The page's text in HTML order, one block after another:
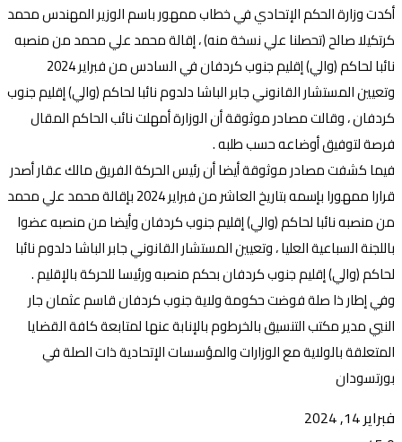
أكدت وزارة الحكم الإتحادي في خطاب ممهور باسم الوزير المهندس محمد
كرتكيلا صالح (تحصلنا علي نسخة منه) ، إقالة محمد علي محمد من منصبه
نائبا لحاكم (والي) إقليم جنوب كردفان في السادس من فبراير 2024
وتعيين المستشار القانوني جابر الباشا دلدوم نائبا لحاكم (والي) إقليم جنوب
كردفان ، وقالت مصادر موثوقة أن الوزارة أمهلت نائب الحاكم المقال
فرصة لتوفيق أوضاعه حسب طلبه .
فيما كشفت مصادر موثوقة أيضا أن رئيس الحركة الفريق مالك عقار أصدر
قرارا ممهورا بإسمه بتاريخ العاشر من فبراير 2024 بإقالة محمد علي محمد
من منصبه نائبا لحاكم (والي) إقليم جنوب كردفان وأيضا من منصبه عضوا
باللجنة السباعية العليا ، وتعيين المستشار القانوني جابر الباشا دلدوم نائبا
لحاكم (والي) إقليم جنوب كردفان بحكم منصبه ورئيسا للحركة بالإقليم .
وفي إطار ذا صلة فوضت حكومة ولاية جنوب كردفان قاسم عثمان جار
النبي مدير مكتب التنسيق بالخرطوم بالإنابة عنها لمتابعة كافة القضايا
المتعلقة بالولاية مع الوزارات والمؤسسات الإتحادية ذات الصلة في
بورتسودان
فبراير 14, 2024